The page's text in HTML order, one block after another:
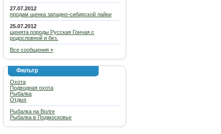
27.07.2012
продам щенка западно-сибирской лайки
25.07.2012
щенята породы Русская Гончая с
родословной и без.
Все сообщения »
Фильтр
Охота
Подводная охота
Рыбалка
Отдых
Рыбалка на Волге
Рыбалка в Подмосковье